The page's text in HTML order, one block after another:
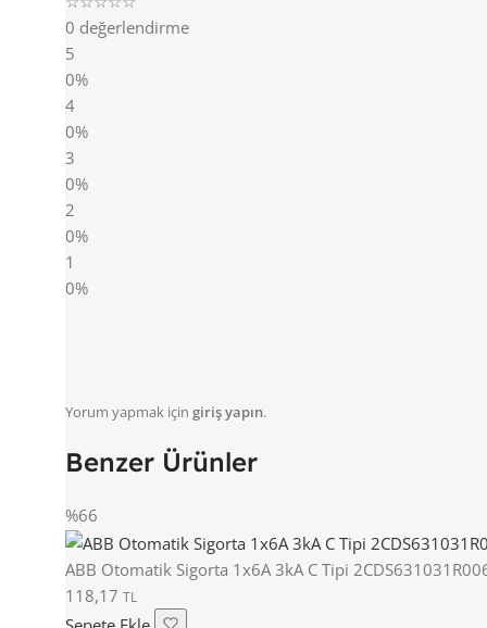
0 değerlendirme
5
0%
4
0%
3
0%
2
0%
1
0%
Yorum yapmak için giriş yapın.
Benzer Ürünler
%66
ABB Otomatik Sigorta 1x6A 3kA C Tipi
118,17 TL